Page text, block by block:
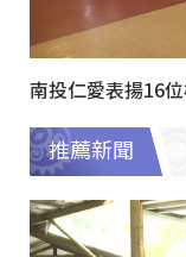
南投仁愛表揚16
推薦新聞